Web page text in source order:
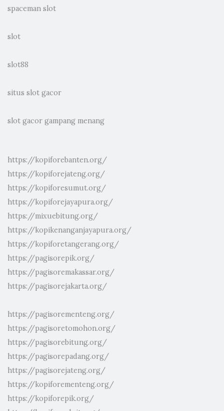
spaceman slot
slot
slot88
situs slot gacor
slot gacor gampang menang
https://kopiforebanten.org/
https://kopiforejateng.org/
https://kopiforesumut.org/
https://kopiforejayapura.org/
https://mixuebitung.org/
https://kopikenanganjayapura.org/
https://kopiforetangerang.org/
https://pagisorepik.org/
https://pagisoremakassar.org/
https://pagisorejakarta.org/
https://pagisorementeng.org/
https://pagisoretomohon.org/
https://pagisorebitung.org/
https://pagisorepadang.org/
https://pagisorejateng.org/
https://kopiforementeng.org/
https://kopiforepik.org/